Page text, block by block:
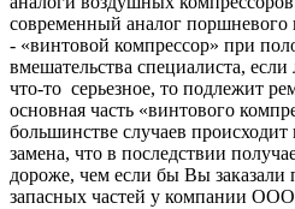
современный аналог поршневого
- «винтовой компрессор» при
вмешательства специалиста, если
что-то серьезное, то подлежит
основная часть «винтового
большинстве случаев происходит
замена, что в последствии
дороже, чем если бы Вы заказали
запасных частей у компании ООО